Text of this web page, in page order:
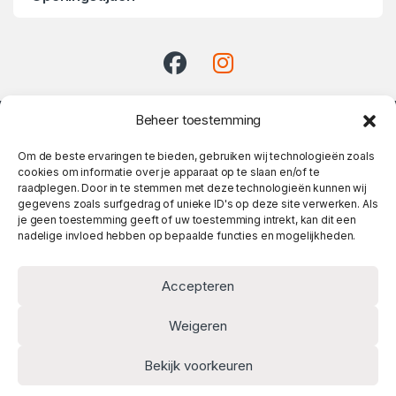
Beheer toestemming
Om de beste ervaringen te bieden, gebruiken wij technologieën zoals
cookies om informatie over je apparaat op te slaan en/of te
raadplegen. Door in te stemmen met deze technologieën kunnen wij
gegevens zoals surfgedrag of unieke ID's op deze site verwerken. Als
je geen toestemming geeft of uw toestemming intrekt, kan dit een
nadelige invloed hebben op bepaalde functies en mogelijkheden.
Accepteren
Weigeren
Bekijk voorkeuren
Heeft u vragen? Twijfel niet
en bel meteen!